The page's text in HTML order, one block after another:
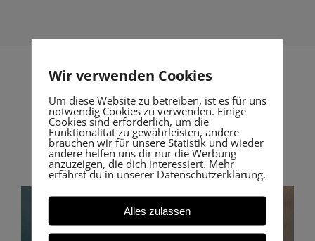
Unsere Resultate
lassen sich sehen.
Wir verwenden Cookies
Um diese Website zu betreiben, ist es für uns
notwendig Cookies zu verwenden. Einige
Cookies sind erforderlich, um die
Funktionalität zu gewährleisten, andere
brauchen wir für unsere Statistik und wieder
andere helfen uns dir nur die Werbung
anzuzeigen, die dich interessiert. Mehr
erfährst du in unserer Datenschutzerklärung.
Alles zulassen